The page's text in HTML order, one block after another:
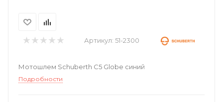
Артикул: 51-2300
Мотошлем Schuberth C5 Globe синий
Подробности